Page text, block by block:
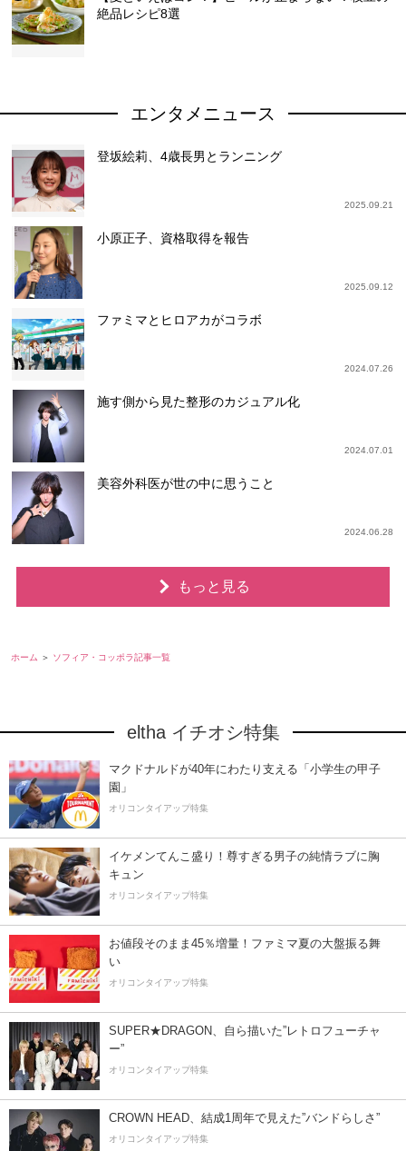
絶品レシピ8選
エンタメニュース
登坂絵莉、4歳長男とランニング
2025.09.21
小原正子、資格取得を報告
2025.09.12
ファミマとヒロアカがコラボ
2024.07.26
施す側から見た整形のカジュアル化
2024.07.01
美容外科医が世の中に思うこと
2024.06.28
もっと見る
ホーム ソフィア・コッポラ記事一覧
eltha イチオシ特集
マクドナルドが40年にわたり支える「小学生の甲子
園」
オリコンタイアップ特集
イケメンてんこ盛り！尊すぎる男子の純情ラブに胸
キュン
オリコンタイアップ特集
お値段そのまま45％増量！ファミマ夏の大盤振る舞
い
オリコンタイアップ特集
SUPER★DRAGON、自ら描いた”レトロフューチャ
ー”
オリコンタイアップ特集
CROWN HEAD、結成1周年で見えた”バンドらしさ”
オリコンタイアップ特集